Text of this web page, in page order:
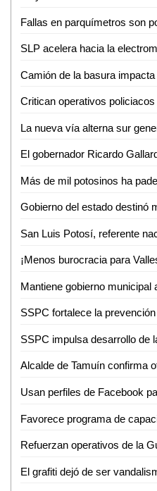
Critican operativos
Usan perfiles de Facebook
Favorece programa de